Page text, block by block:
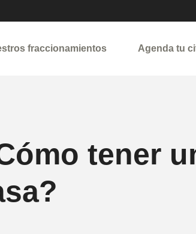
fraccionamientos Agenda tu
tener